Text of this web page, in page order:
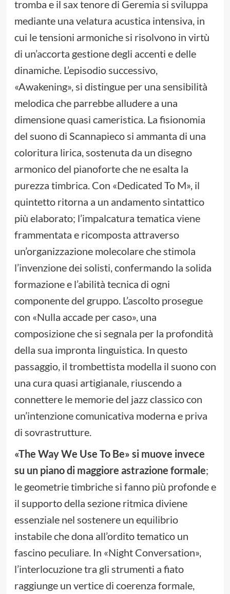
tromba e il sax tenore di Geremia si sviluppa
mediante una velatura acustica intensiva, in
cui le tensioni armoniche si risolvono in virtù
di un’accorta gestione degli accenti e delle
dinamiche. L’episodio successivo,
«Awakening», si distingue per una sensibilità
melodica che parrebbe alludere a una
dimensione quasi cameristica. La fisionomia
del suono di Scannapieco si ammanta di una
coloritura lirica, sostenuta da un disegno
armonico del pianoforte che ne esalta la
purezza timbrica. Con «Dedicated To M», il
quintetto ritorna a un andamento sintattico
più elaborato; l’impalcatura tematica viene
frammentata e ricomposta attraverso
un’organizzazione molecolare che stimola
l’invenzione dei solisti, confermando la solida
formazione e l’abilità tecnica di ogni
componente del gruppo. L’ascolto prosegue
con «Nulla accade per caso», una
composizione che si segnala per la profondità
della sua impronta linguistica. In questo
passaggio, il trombettista modella il suono con
una cura quasi artigianale, riuscendo a
connettere le memorie del jazz classico con
un’intenzione comunicativa moderna e priva
di sovrastrutture.
«The Way We Use To Be» si muove invece
su un piano di maggiore astrazione formale;
le geometrie timbriche si fanno più profonde e
il supporto della sezione ritmica diviene
essenziale nel sostenere un equilibrio
instabile che dona all’ordito tematico un
fascino peculiare. In «Night Conversation»,
l’interlocuzione tra gli strumenti a fiato
raggiunge un vertice di coerenza formale,